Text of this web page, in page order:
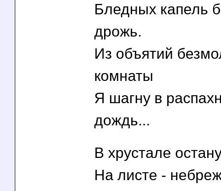
Бледных капель
дрожь.
Из объятий
комнаты
Я шагну в
дождь...
В хрустале
На листе -